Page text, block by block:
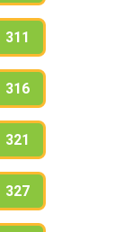
311
316
321
327